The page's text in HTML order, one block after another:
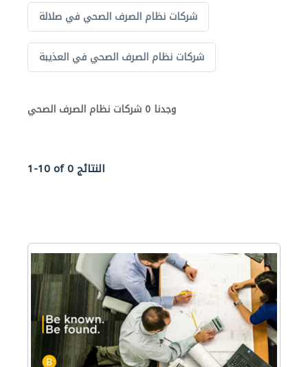
شركات نظام الصرف الصحي في صلالة
شركات نظام الصرف الصحي في العذيبة
وجدنا 0 شركات نظام الصرف الصحي
1-10 of 0 النتائج